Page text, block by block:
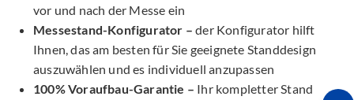
vor und nach der Messe ein
Messestand-Konfigurator – der Konfigurator hilft
Ihnen, das am besten für Sie geeignete Standdesign
auszuwählen und es individuell anzupassen
100% Voraufbau-Garantie – Ihr kompletter Stand